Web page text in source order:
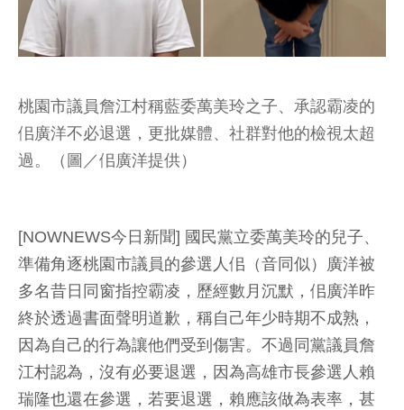
桃園市議員詹江村稱藍委萬美玲之子、承認霸凌的
佀廣洋不必退選，更批媒體、社群對他的檢視太超
過。（圖／佀廣洋提供）
[NOWNEWS今日新聞] 國民黨立委萬美玲的兒子、
準備角逐桃園市議員的參選人佀（音同似）廣洋被
多名昔日同窗指控霸凌，歷經數月沉默，佀廣洋昨
終於透過書面聲明道歉，稱自己年少時期不成熟，
因為自己的行為讓他們受到傷害。不過同黨議員詹
江村認為，沒有必要退選，因為高雄市長參選人賴
瑞隆也還在參選，若要退選，賴應該做為表率，甚